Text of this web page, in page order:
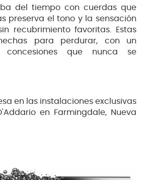
del tiempo con cuerdas que
preserva el tono y la sensación
recubrimiento favoritas. Estas
para perdurar, con un
concesiones que nunca se
en las instalaciones exclusivas
en Farmingdale, Nueva